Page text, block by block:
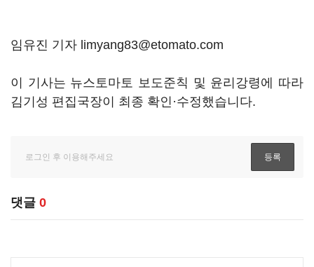
임유진 기자 limyang83@etomato.com
이 기사는 뉴스토마토 보도준칙 및 윤리강령에 따라
김기성 편집국장이 최종 확인·수정했습니다.
댓글 0